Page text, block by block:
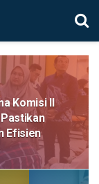
Komisi II
Pastikan
Efisien